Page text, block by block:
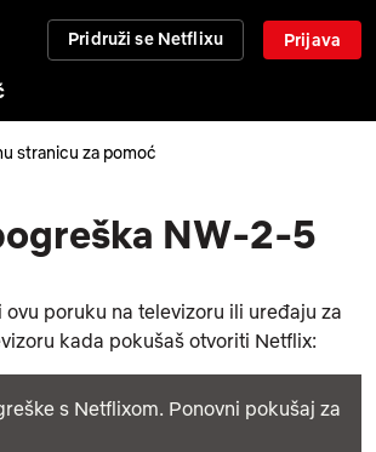
Pridruži se Netflixu Prijava
stranicu za pomoć
NW-2-5
poruku na televizoru ili uređaju za
kada pokušaš otvoriti Netflix:
s Netflixom. Ponovni pokušaj za